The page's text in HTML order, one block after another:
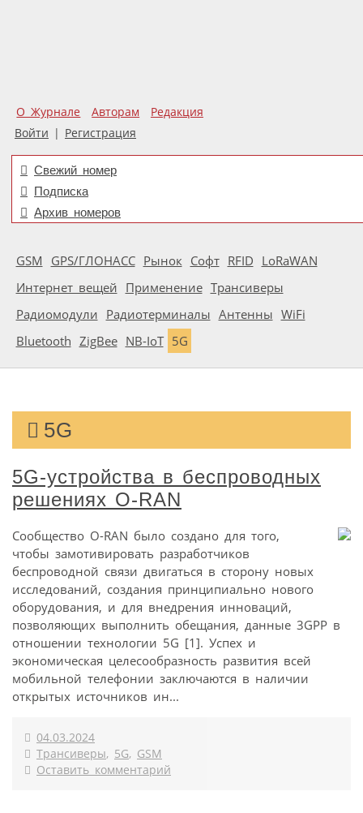
О Журнале Авторам
Редакция
Войти | Регистрация
Свежий номер
Подписка
Архив номеров
GSM GPS/ГЛОНАСС Рынок Софт RFID LoRaWAN
Интернет вещей Применение Трансиверы
Радиомодули Радиотерминалы Антенны WiFi
Bluetooth ZigBee NB-IoT 5G
5G
5G-устройства в беспроводных
решениях O-RAN
Сообщество O-RAN было создано для того,
чтобы замотивировать разработчиков
беспроводной связи двигаться в сторону новых
исследований, создания принципиально нового
оборудования, и для внедрения инноваций,
позволяющих выполнить обещания, данные 3GPP в
отношении технологии 5G [1]. Успех и
экономическая целесообразность развития всей
мобильной телефонии заключаются в наличии
открытых источников ин...
04.03.2024
Трансиверы, 5G, GSM
Оставить комментарий